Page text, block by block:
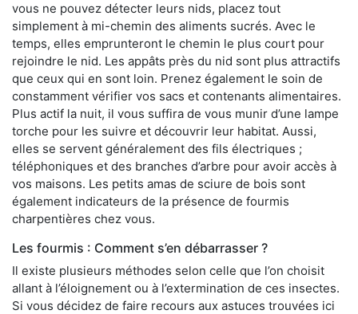
vous ne pouvez détecter leurs nids, placez tout
simplement à mi-chemin des aliments sucrés. Avec le
temps, elles emprunteront le chemin le plus court pour
rejoindre le nid. Les appâts près du nid sont plus attractifs
que ceux qui en sont loin. Prenez également le soin de
constamment vérifier vos sacs et contenants alimentaires.
Plus actif la nuit, il vous suffira de vous munir d’une lampe
torche pour les suivre et découvrir leur habitat. Aussi,
elles se servent généralement des fils électriques ;
téléphoniques et des branches d’arbre pour avoir accès à
vos maisons. Les petits amas de sciure de bois sont
également indicateurs de la présence de fourmis
charpentières chez vous.
Les fourmis : Comment s’en débarrasser ?
Il existe plusieurs méthodes selon celle que l’on choisit
allant à l’éloignement ou à l’extermination de ces insectes.
Si vous décidez de faire recours aux astuces trouvées ici